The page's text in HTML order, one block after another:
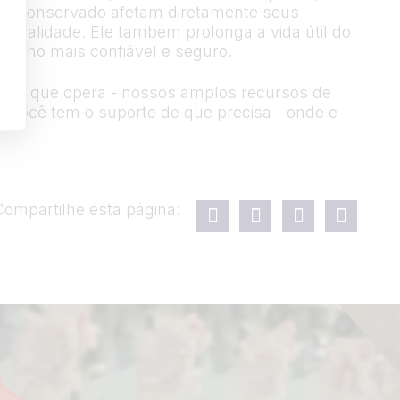
conservado afetam diretamente seus
Ele também prolonga a vida útil do
mais confiável e seguro.
que opera - nossos amplos recursos de
você tem o suporte de que precisa - onde e
esta página: